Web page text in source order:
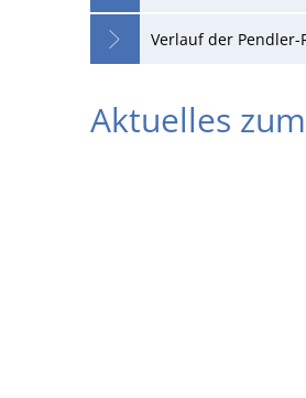
Verlauf der Pendler-
Aktuelles